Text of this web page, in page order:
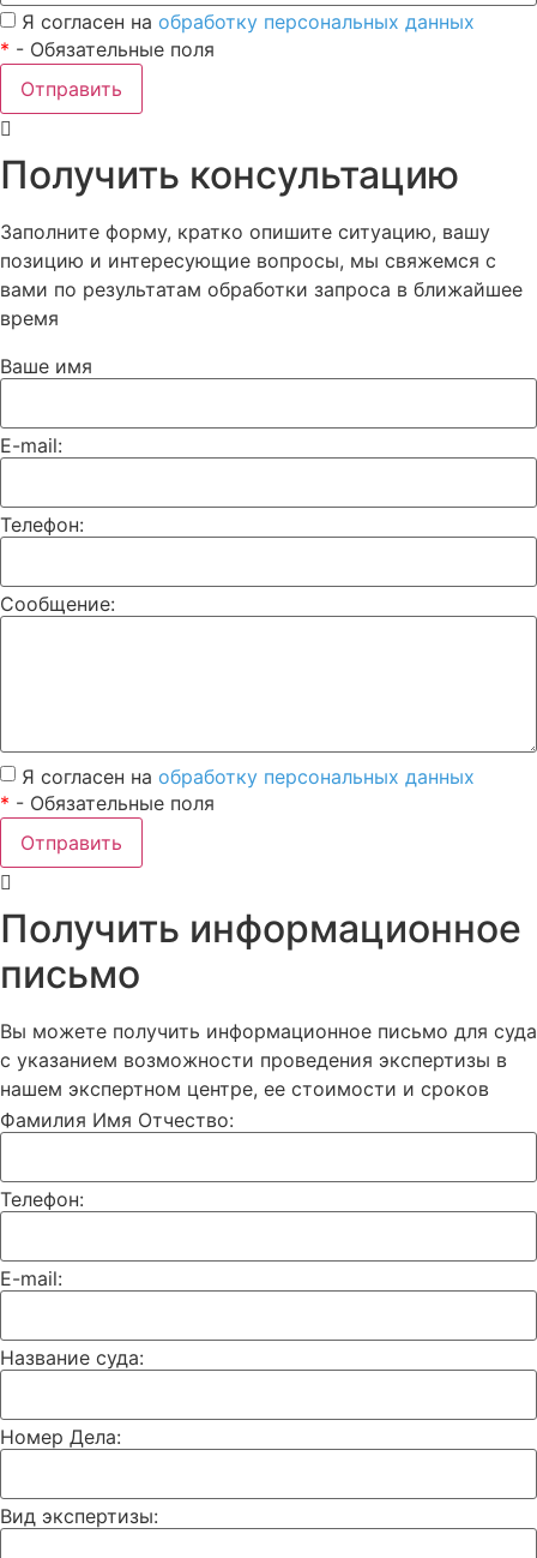
Я согласен на обработку персональных данных
* - Обязательные поля
Отправить
Получить консультацию
Заполните форму, кратко опишите ситуацию, вашу
позицию и интересующие вопросы, мы свяжемся с
вами по результатам обработки запроса в ближайшее
время
Ваше имя
E-mail:
Телефон:
Сообщение:
Я согласен на обработку персональных данных
* - Обязательные поля
Отправить
Получить информационное
письмо
Вы можете получить информационное письмо для суда
с указанием возможности проведения экспертизы в
нашем экспертном центре, ее стоимости и сроков
Фамилия Имя Отчество:
Телефон:
E-mail:
Название суда:
Номер Дела:
Вид экспертизы: